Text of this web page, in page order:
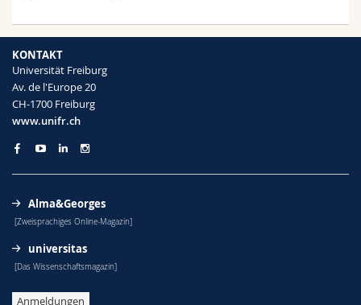
KONTAKT
Universität Freiburg
Av. de l'Europe 20
CH-1700 Freiburg
www.unifr.ch
Alma&Georges
[Zweisprachiges Online-Magazin]
universitas
[Das Wissenschaftsmagazin]
Anmeldungen